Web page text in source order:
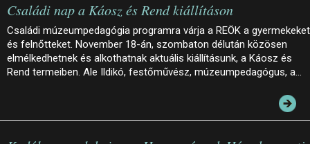
Családi nap a Káosz és Rend kiállításon
Családi múzeumpedagógia programra várja a REÖK a gyermekeket
és felnőtteket. November 18-án, szombaton délután közösen
elmélkedhetnek és alkothatnak aktuális kiállításunk, a Káosz és
Rend termeiben. Ale Ildikó, festőművész, múzeumpedagógus, a…